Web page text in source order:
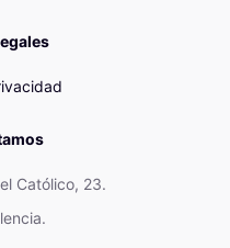
Católico, 23.